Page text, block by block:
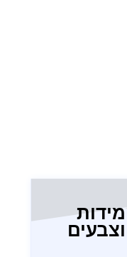
מידות
וצבעים